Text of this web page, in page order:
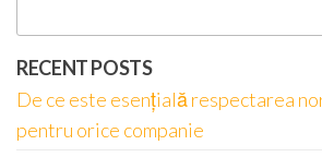
RECENT POSTS
De ce este esențială respectarea
pentru orice companie